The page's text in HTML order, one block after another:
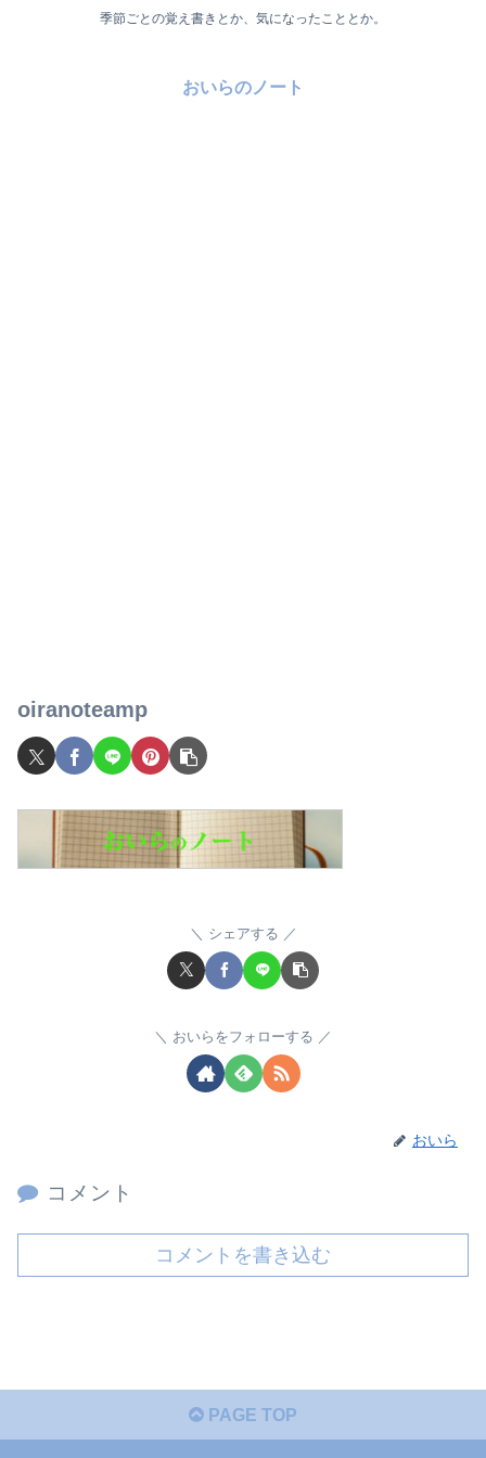
季節ごとの覚え書きとか、気になったこととか。
おいらのノート
oiranoteamp
シェアする
おいらをフォローする
おいら
コメント
コメントを書き込む
PAGE TOP